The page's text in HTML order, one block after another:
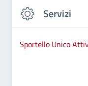
Servizi
Sportello Unico